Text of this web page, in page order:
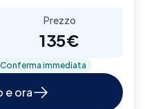
Prezzo
135€
Conferma immediata
e ora